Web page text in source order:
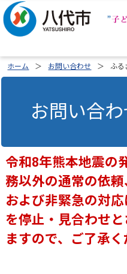
ホーム お問い合わせ ふる
お問い合わ
令和8年熊本地震の
務以外の通常の依頼
および非緊急の対
を停止・見合わせ
ますので、ご了承く